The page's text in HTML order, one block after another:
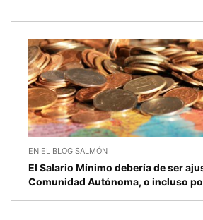
EN EL BLOG SALMÓN
El Salario Mínimo debería de ser
Comunidad Autónoma, o incluso